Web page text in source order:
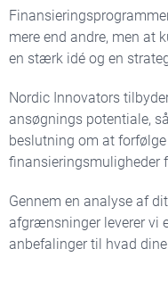
mere end andre, men at
en stærk idé og en
Nordic Innovators
ansøgnings potentiale,
beslutning om at
finansieringsmuligheder
Gennem en analyse af
afgrænsninger leverer vi
anbefalinger til hvad